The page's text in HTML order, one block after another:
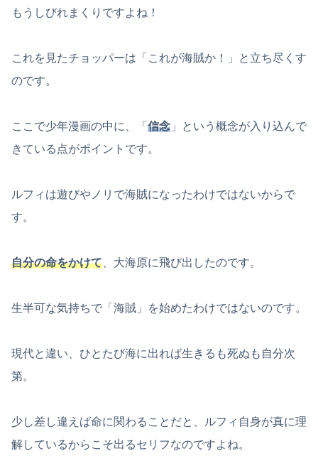
もうしびれまくりですよね！
これを見たチョッパーは「これが海賊か！」と立ち尽くす
のです。
ここで少年漫画の中に、「 信念 」という概念が入り込んで
きている点がポイントです。
ルフィは遊びやノリで海賊になったわけではないからで
す。
自分の命をかけて 、大海原に飛び出したのです。
生半可な気持ちで「海賊」を始めたわけではないのです。
現代と違い、ひとたび海に出れば生きるも死ぬも自分次
第。
少し差し違えば命に関わることだと、ルフィ自身が真に理
解しているからこそ出るセリフなのですよね。